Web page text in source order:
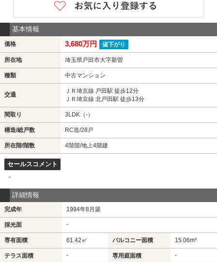
基本情報
価格 3,680万円 値下がり
所在地 埼玉県戸田市大字新曽
種類 中古マンション
交通
ＪＲ埼京線 戸田駅 徒歩12分
ＪＲ埼京線 北戸田駅 徒歩13分
間取り 3LDK（-）
構造/総戸数 RC造/28戸
所在階/階数 4階階/地上4階建
セールスコメント
-
詳細情報
完成年 1994年8月築
採光面 -
専有面積 61.42㎡ バルコニー面積 15.06m²
テラス面積 - 専用庭面積 -